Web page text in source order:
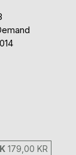
179,00 KR